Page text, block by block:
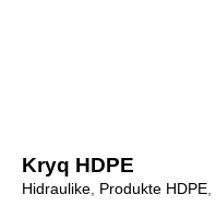
Kryq HDPE
Hidraulike Produkte HDPE